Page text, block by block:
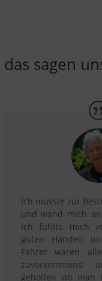
das sagen
Ich musste zur
und wand mich
Ich fühlte mich
guten Händen
Fahrer waren
geholfen wo man